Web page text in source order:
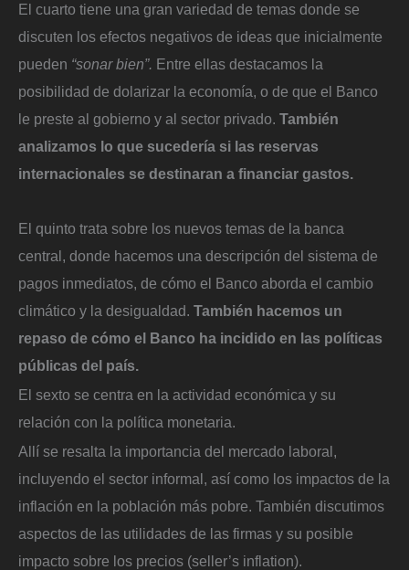
El cuarto tiene una gran variedad de temas donde se
discuten los efectos negativos de ideas que inicialmente
pueden “sonar bien”. Entre ellas destacamos la
posibilidad de dolarizar la economía, o de que el Banco
le preste al gobierno y al sector privado. También
analizamos lo que sucedería si las reservas
internacionales se destinaran a financiar gastos.
El quinto trata sobre los nuevos temas de la banca
central, donde hacemos una descripción del sistema de
pagos inmediatos, de cómo el Banco aborda el cambio
climático y la desigualdad. También hacemos un
repaso de cómo el Banco ha incidido en las políticas
públicas del país.
El sexto se centra en la actividad económica y su
relación con la política monetaria.
Allí se resalta la importancia del mercado laboral,
incluyendo el sector informal, así como los impactos de la
inflación en la población más pobre. También discutimos
aspectos de las utilidades de las firmas y su posible
impacto sobre los precios (seller’s inflation).